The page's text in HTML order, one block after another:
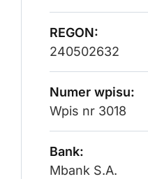
REGON:
240502632
Numer wpisu:
Wpis nr 3018
Bank:
Mbank S.A.